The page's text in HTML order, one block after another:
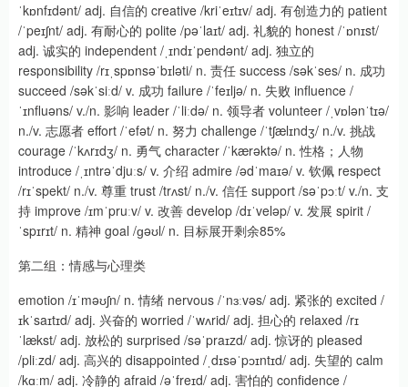
ˈkɒnfɪdənt/ adj. 自信的 creative /kriˈeɪtɪv/ adj. 有创造力的 patient
/ˈpeɪʃnt/ adj. 有耐心的 polite /pəˈlaɪt/ adj. 礼貌的 honest /ˈɒnɪst/
adj. 诚实的 independent /ˌɪndɪˈpendənt/ adj. 独立的
responsibility /rɪˌspɒnsəˈbɪləti/ n. 责任 success /səkˈses/ n. 成功
succeed /səkˈsiːd/ v. 成功 failure /ˈfeɪljə/ n. 失败 influence /
ˈɪnfluəns/ v./n. 影响 leader /ˈliːdə/ n. 领导者 volunteer /ˌvɒlənˈtɪə/
n./v. 志愿者 effort /ˈefət/ n. 努力 challenge /ˈtʃælɪndʒ/ n./v. 挑战
courage /ˈkʌrɪdʒ/ n. 勇气 character /ˈkærəktə/ n. 性格；人物
introduce /ˌɪntrəˈdjuːs/ v. 介绍 admire /ədˈmaɪə/ v. 钦佩 respect
/rɪˈspekt/ n./v. 尊重 trust /trʌst/ n./v. 信任 support /səˈpɔːt/ v./n. 支
持 improve /ɪmˈpruːv/ v. 改善 develop /dɪˈveləp/ v. 发展 spirit /
ˈspɪrɪt/ n. 精神 goal /ɡəʊl/ n. 目标展开剩余85%
第二组：情感与心理类
emotion /ɪˈməʊʃn/ n. 情绪 nervous /ˈnɜːvəs/ adj. 紧张的 excited /
ɪkˈsaɪtɪd/ adj. 兴奋的 worried /ˈwʌrid/ adj. 担心的 relaxed /rɪ
ˈlækst/ adj. 放松的 surprised /səˈpraɪzd/ adj. 惊讶的 pleased
/pliːzd/ adj. 高兴的 disappointed /ˌdɪsəˈpɔɪntɪd/ adj. 失望的 calm
/kɑːm/ adj. 冷静的 afraid /əˈfreɪd/ adj. 害怕的 confidence /